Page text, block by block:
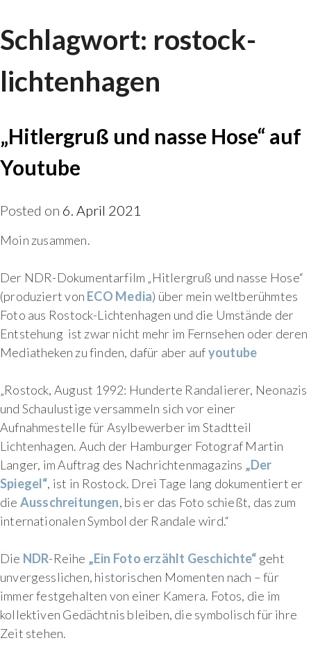
to
content
Schlagwort: rostock-
lichtenhagen
„Hitlergruß und nasse Hose“ auf
Youtube
Posted on 6. April 2021
Moin zusammen.
Der NDR-Dokumentarfilm „Hitlergruß und nasse Hose“
(produziert von ECO Media) über mein weltberühmtes
Foto aus Rostock-Lichtenhagen und die Umstände der
Entstehung ist zwar nicht mehr im Fernsehen oder deren
Mediatheken zu finden, dafür aber aufyoutube
„Rostock, August 1992: Hunderte Randalierer, Neonazis
und Schaulustige versammeln sich vor einer
Aufnahmestelle für Asylbewerber im Stadtteil
Lichtenhagen. Auch der Hamburger Fotograf Martin
Langer, im Auftrag des Nachrichtenmagazins „Der
Spiegel“, ist in Rostock. Drei Tage lang dokumentiert er
die Ausschreitungen, bis er das Foto schießt, das zum
internationalen Symbol der Randale wird.“
Die NDR-Reihe „Ein Foto erzählt Geschichte“ geht
unvergesslichen, historischen Momenten nach – für
immer festgehalten von einer Kamera. Fotos, die im
kollektiven Gedächtnis bleiben, die symbolisch für ihre
Zeit stehen.